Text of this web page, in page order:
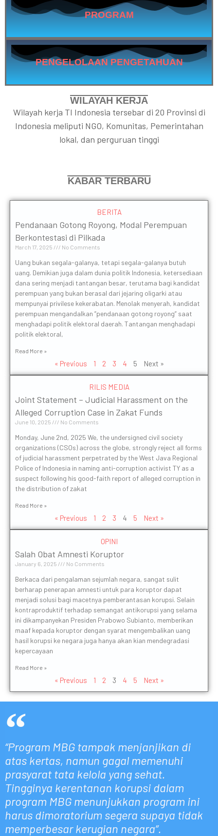
PROGRAM
PENGELOLAAN PENGETAHUAN
WILAYAH KERJA
Wilayah kerja TI Indonesia tersebar di 20 Provinsi di
Indonesia meliputi NGO, Komunitas, Pemerintahan
lokal, dan perguruan tinggi
KABAR TERBARU
BERITA
Pendanaan Gotong Royong, Modal Perempuan
Berkontestasi di Pilkada
March 17, 2025 No Comments
Uang bukan segala-galanya, tetapi segala-galanya butuh
uang. Demikian juga dalam dunia politik Indonesia, ketersediaan
dana sering menjadi tantangan besar, terutama bagi kandidat
perempuan yang bukan berasal dari jejaring oligarki atau
mempunyai privilese kekerabatan. Menolak menyerah, kandidat
perempuan mengandalkan ”pendanaan gotong royong” saat
menghadapi politik elektoral daerah. Tantangan menghadapi
politik elektoral,
Read More »
« Previous 1 2 3 4 5 Next »
RILIS MEDIA
Joint Statement – Judicial Harassment on the
Alleged Corruption Case in Zakat Funds
June 10, 2025 No Comments
Monday, June 2nd, 2025 We, the undersigned civil society
organizations (CSOs) across the globe, strongly reject all forms
of judicial harassment perpetrated by the West Java Regional
Police of Indonesia in naming anti-corruption activist TY as a
suspect following his good-faith report of alleged corruption in
the distribution of zakat
Read More »
« Previous 1 2 3 4 5 Next »
OPINI
Salah Obat Amnesti Koruptor
January 6, 2025 No Comments
Berkaca dari pengalaman sejumlah negara, sangat sulit
berharap penerapan amnesti untuk para koruptor dapat
menjadi solusi bagi macetnya pemberantasan korupsi. Selain
kontraproduktif terhadap semangat antikorupsi yang selama
ini dikampanyekan Presiden Prabowo Subianto, memberikan
maaf kepada koruptor dengan syarat mengembalikan uang
hasil korupsi ke negara juga hanya akan kian mendegradasi
kepercayaan
Read More »
« Previous 1 2 3 4 5 Next »
“Program MBG tampak menjanjikan di
atas kertas, namun gagal memenuhi
prasyarat tata kelola yang sehat.
Tingginya kerentanan korupsi dalam
program MBG menunjukkan program ini
harus dimoratorium segera supaya tidak
memperbesar kerugian negara”.